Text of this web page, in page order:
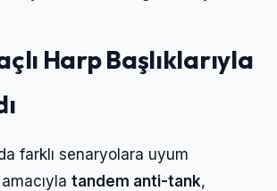
Harp Başlıklarıyla
farklı senaryolara uyum
tandem anti-tank,